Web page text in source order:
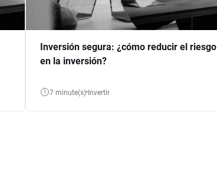
Inversión segura: ¿cómo reducir el riesgo
en la inversión?
7 minute(s) Invertir